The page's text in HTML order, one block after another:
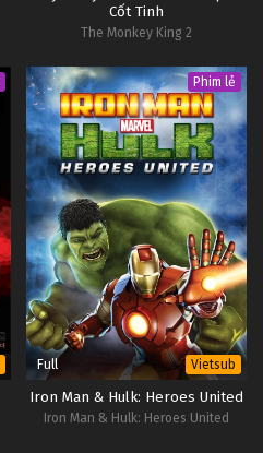
Cốt Tinh
The Monkey King 2
Phim lẻ
Full Vietsub
Iron Man & Hulk: Heroes United
Iron Man & Hulk: Heroes United